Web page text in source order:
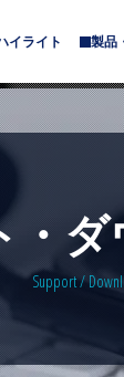
イライト 製品
・
Support /